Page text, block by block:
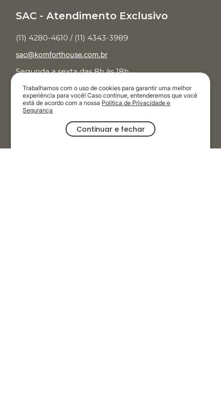
Trabalhamos com o uso de cookies para garantir uma melhor
experiência para você! Caso continue, entenderemos que você
está de acordo com a nossa Política de Privacidade e
Segurança
Continuar e fechar
SAC - Atendimento Exclusivo
(11) 4280-4610 / (11) 4343-3989
sac@komforthouse.com.br
Segunda a sexta das 8h às 18h.
Televendas
(11) 3854-7001
Segunda a sábado das 9h às 20h.